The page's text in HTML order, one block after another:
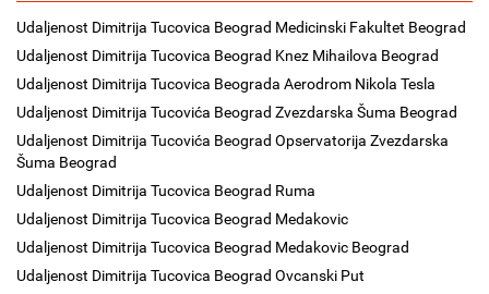
Udaljenost Dimitrija Tucovica Beograd Medicinski Fakultet Beograd
Udaljenost Dimitrija Tucovica Beograd Knez Mihailova Beograd
Udaljenost Dimitrija Tucovica Beograda Aerodrom Nikola Tesla
Udaljenost Dimitrija Tucovića Beograd Zvezdarska Šuma Beograd
Udaljenost Dimitrija Tucovića Beograd Opservatorija Zvezdarska
Šuma Beograd
Udaljenost Dimitrija Tucovica Beograd Ruma
Udaljenost Dimitrija Tucovica Beograd Medakovic
Udaljenost Dimitrija Tucovica Beograd Medakovic Beograd
Udaljenost Dimitrija Tucovica Beograd Ovcanski Put